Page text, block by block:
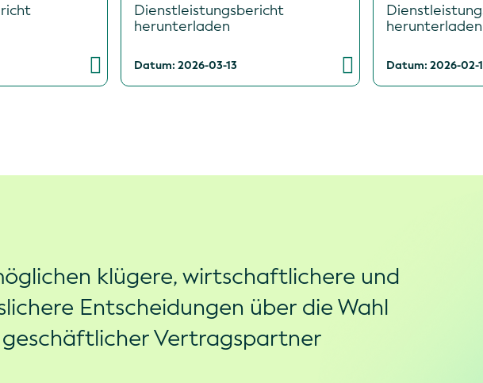
Dienstleistungsbericht
herunterladen
Datum: 2026-03-13
herunterladen
Datum: 2026-02-
klügere, wirtschaftlichere und
Entscheidungen über die Wahl
geschäftlicher Vertragspartner